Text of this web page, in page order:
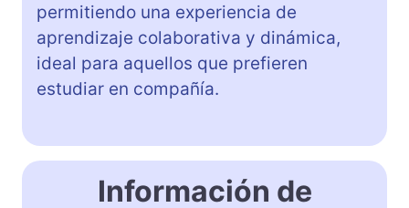
permitiendo una experiencia de
aprendizaje colaborativa y dinámica,
ideal para aquellos que prefieren
estudiar en compañía.
Información de